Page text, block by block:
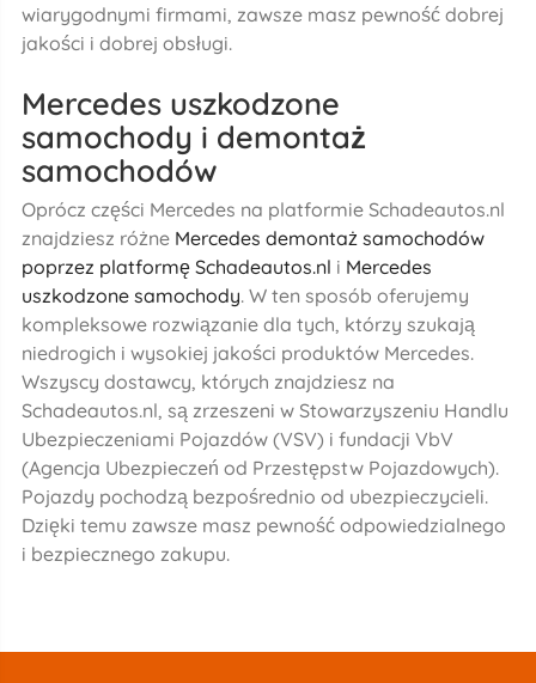
wiarygodnymi firmami, zawsze masz pewność dobrej
jakości i dobrej obsługi.
Mercedes uszkodzone
samochody i demontaż
samochodów
Oprócz części Mercedes na platformie Schadeautos.nl
znajdziesz różne Mercedes demontaż samochodów
poprzez platformę Schadeautos.nl i Mercedes
uszkodzone samochody. W ten sposób oferujemy
kompleksowe rozwiązanie dla tych, którzy szukają
niedrogich i wysokiej jakości produktów Mercedes.
Wszyscy dostawcy, których znajdziesz na
Schadeautos.nl, są zrzeszeni w Stowarzyszeniu Handlu
Ubezpieczeniami Pojazdów (VSV) i fundacji VbV
(Agencja Ubezpieczeń od Przestępstw Pojazdowych).
Pojazdy pochodzą bezpośrednio od ubezpieczycieli.
Dzięki temu zawsze masz pewność odpowiedzialnego
i bezpiecznego zakupu.